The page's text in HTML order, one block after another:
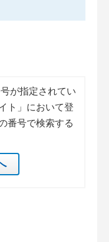
が指定されてい
ト」において登
番号で検索する